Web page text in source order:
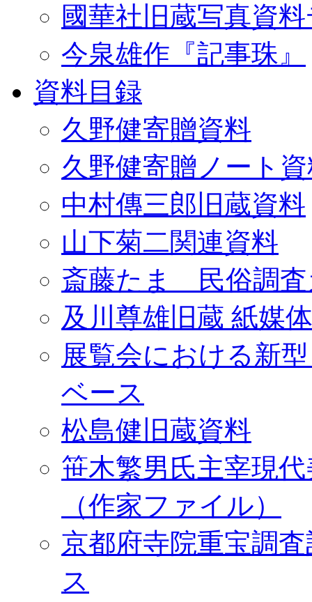
國華社旧蔵写真資
今泉雄作『記事珠』
資料目録
久野健寄贈資料
久野健寄贈ノート
中村傳三郎旧蔵資料
山下菊二関連資料
斎藤たま 民俗調査
及川尊雄旧蔵 紙媒
展覧会における新
ベース
松島健旧蔵資料
笹木繁男氏主宰現
（作家ファイル）
京都府寺院重宝調
ス